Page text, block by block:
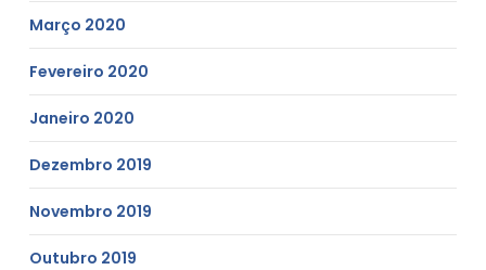
Março 2020
Fevereiro 2020
Janeiro 2020
Dezembro 2019
Novembro 2019
Outubro 2019